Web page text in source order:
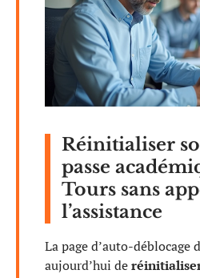
Réinitialiser
passe
Tours sans
l’assistance
La page d’auto-déblocage
aujourd’hui de